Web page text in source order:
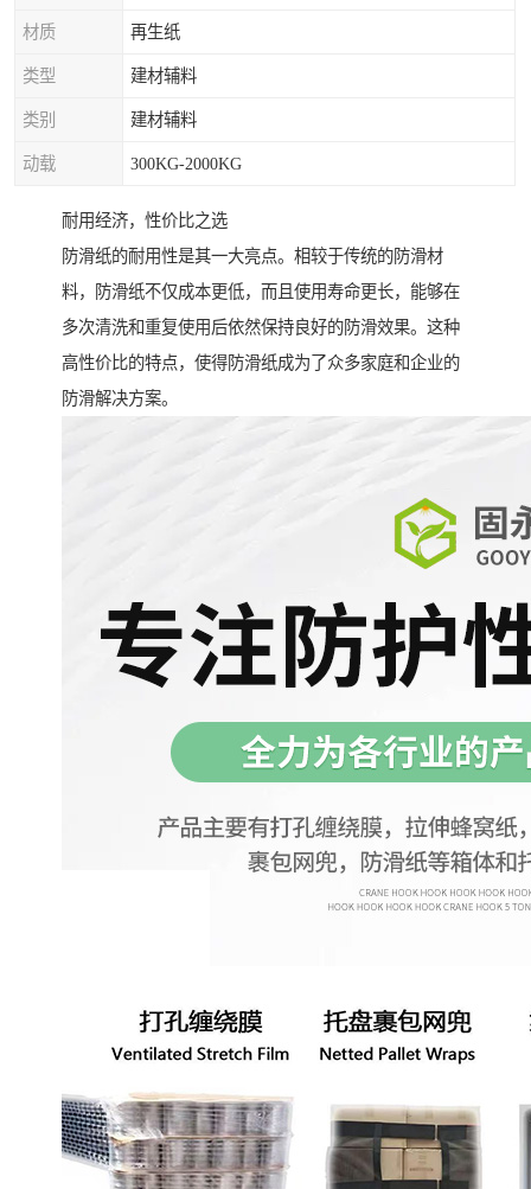
材质 再生纸
类型 建材辅料
类别 建材辅料
动载 300KG-2000KG
耐用经济，性价比之选
防滑纸的耐用性是其一大亮点。相较于传统的防滑材
料，防滑纸不仅成本更低，而且使用寿命更长，能够在
多次清洗和重复使用后依然保持良好的防滑效果。这种
高性价比的特点，使得防滑纸成为了众多家庭和企业的
防滑解决方案。